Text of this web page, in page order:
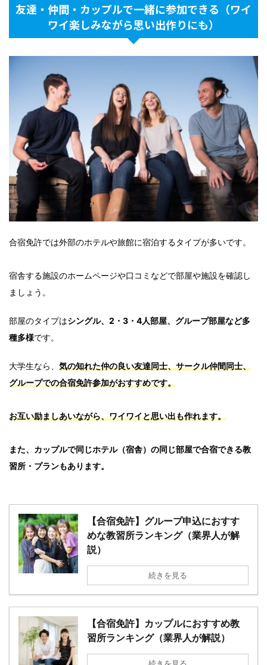
友達・仲間・カップルで一緒に参加できる（ワイ
ワイ楽しみながら思い出作りにも）
合宿免許では外部のホテルや旅館に宿泊するタイプが多いです。
宿舎する施設のホームページや口コミなどで部屋や施設を確認し
ましょう。
部屋のタイプはシングル、2・3・4人部屋、グループ部屋など多
種多様です。
大学生なら、 気の知れた仲の良い友達同士、サークル仲間同士、
グループでの合宿免許参加がおすすめです。
お互い励ましあいながら、ワイワイと思い出も作れます。
また、カップルで同じホテル（宿舎）の同じ部屋で合宿できる教
習所・プランもあります。
【合宿免許】グループ申込におすす
めな教習所ランキング（業界人が解
説）
続きを見る
【合宿免許】カップルにおすすめ教
習所ランキング（業界人が解説）